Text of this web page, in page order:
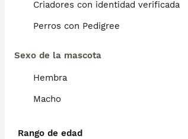
Criadores con identidad verificada
Perros con Pedigree
Sexo de la mascota
Hembra
Macho
Rango de edad